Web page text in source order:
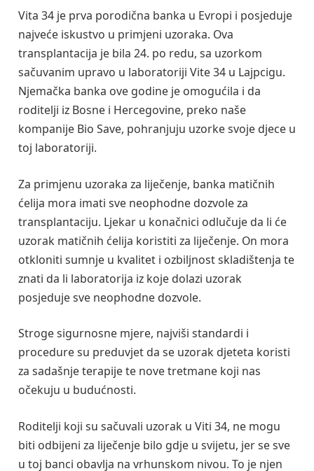
Vita 34 je prva porodična banka u Evropi i posjeduje
najveće iskustvo u primjeni uzoraka. Ova
transplantacija je bila 24. po redu, sa uzorkom
sačuvanim upravo u laboratoriji Vite 34 u Lajpcigu.
Njemačka banka ove godine je omogućila i da
roditelji iz Bosne i Hercegovine, preko naše
kompanije Bio Save, pohranjuju uzorke svoje djece u
toj laboratoriji.
Za primjenu uzoraka za liječenje, banka matičnih
ćelija mora imati sve neophodne dozvole za
transplantaciju. Ljekar u konačnici odlučuje da li će
uzorak matičnih ćelija koristiti za liječenje. On mora
otkloniti sumnje u kvalitet i ozbiljnost skladištenja te
znati da li laboratorija iz koje dolazi uzorak
posjeduje sve neophodne dozvole.
Stroge sigurnosne mjere, najviši standardi i
procedure su preduvjet da se uzorak djeteta koristi
za sadašnje terapije te nove tretmane koji nas
očekuju u budućnosti.
Roditelji koji su sačuvali uzorak u Viti 34, ne mogu
biti odbijeni za liječenje bilo gdje u svijetu, jer se sve
u toj banci obavlja na vrhunskom nivou. To je njen